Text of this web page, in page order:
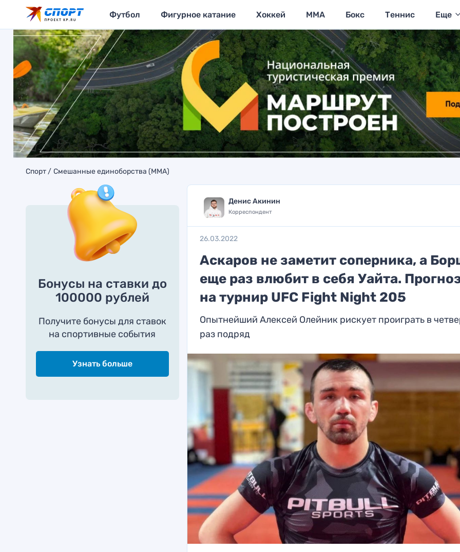
Футбол Фигурное катание Хоккей MMA Бокс Теннис Еще
Спорт Смешанные единоборства (MMA)
Бонусы на ставки до
100000 рублей
Получите бонусы для ставок
на спортивные события
Узнать больше
Денис Акинин
Корреспондент
26.03.2022
Аскаров не заметит соперника, а
еще раз влюбит в себя Уайта.
на турнир UFC Fight Night 205
Опытнейший Алексей Олейник рискует проиграть в
раз подряд